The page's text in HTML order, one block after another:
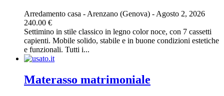
Arredamento casa - Arenzano (Genova) - Agosto 2, 2026
240.00 €
Settimino in stile classico in legno color noce, con 7 cassetti
capienti. Mobile solido, stabile e in buone condizioni estetiche
e funzionali. Tutti i...
Materasso matrimoniale